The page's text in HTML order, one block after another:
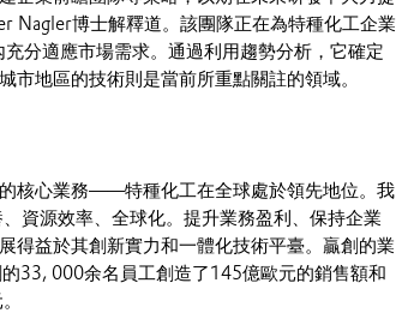
Nagler博士解釋道。該團隊正在為特種化工企業
分適應市場需求。通過利用趨勢分析，它確定
市地區的技術則是當前所重點關註的領域。
核心業務——特種化工在全球處於領先地位。我
資源效率、全球化。提升業務盈利、保持企業
得益於其創新實力和一體化技術平臺。贏創的業
33, 000余名員工創造了145億歐元的銷售額和